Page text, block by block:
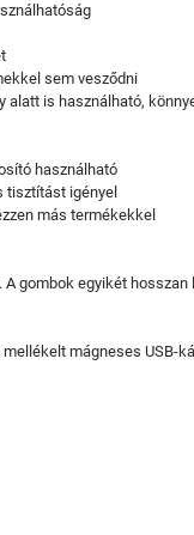
sem vesződni
alatt is használható,
használható
tisztítást igényel
más termékekkel
gombok egyikét
mágneses